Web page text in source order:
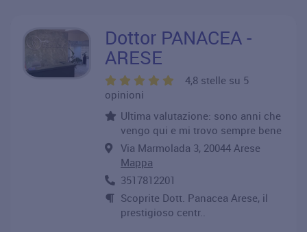
Dottor PANACEA -
ARESE
4,8 stelle su 5
opinioni
Ultima valutazione: sono anni che
vengo qui e mi trovo sempre bene
Via Marmolada 3, 20044 Arese
Mappa
3517812201
Scoprite Dott. Panacea Arese, il
prestigioso centr..